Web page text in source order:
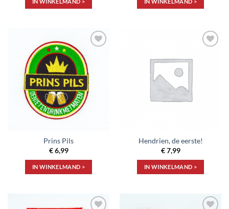
€ 19,95.€ 9,95.
Toevoegen
aan
verlanglijst
Prins Pils
€6,99
IN WINKELMAND >
Hendrien, de eerste!
€7,99
IN WINKELMAND >